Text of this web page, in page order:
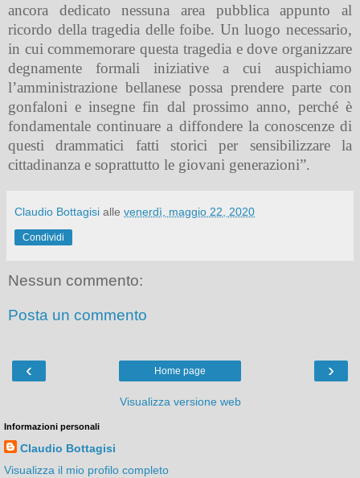
ancora dedicato nessuna area pubblica appunto al
ricordo della tragedia delle foibe. Un luogo necessario,
in cui commemorare questa tragedia e dove organizzare
degnamente formali iniziative a cui auspichiamo
l’amministrazione bellanese possa prendere parte con
gonfaloni e insegne fin dal prossimo anno, perché è
fondamentale continuare a diffondere la conoscenze di
questi drammatici fatti storici per sensibilizzare la
cittadinanza e soprattutto le giovani generazioni”.
Claudio Bottagisi alle venerdì, maggio 22, 2020
Condividi
Nessun commento:
Posta un commento
‹ ›
Home page
Visualizza versione web
Informazioni personali
Claudio Bottagisi
Visualizza il mio profilo completo